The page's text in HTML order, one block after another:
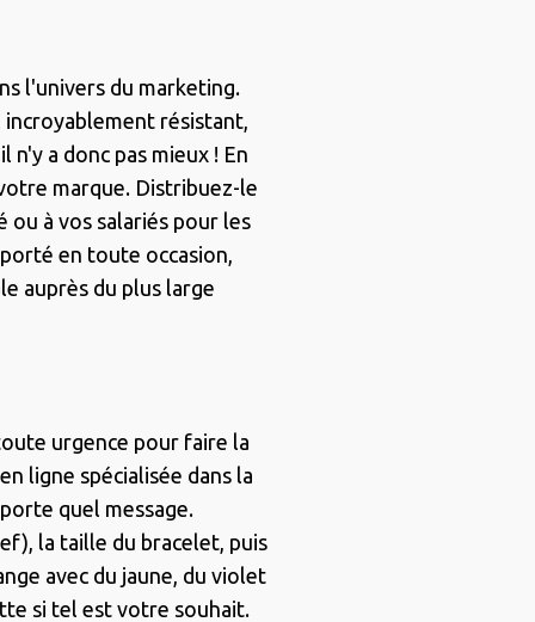
l'univers du marketing.
résistant,
a donc pas mieux ! En
marque. Distribuez-le
à vos salariés pour les
en toute occasion,
auprès du plus large
urgence pour faire la
ligne spécialisée dans la
quel message.
la taille du bracelet, puis
avec du jaune, du violet
si tel est votre souhait.